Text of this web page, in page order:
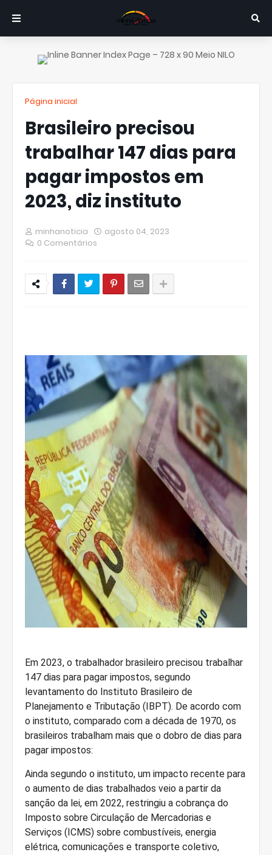
Página inicial
Brasileiro precisou
trabalhar 147 dias para
pagar impostos em
2023, diz instituto
minhanoticia
agosto 04, 2023
0 Comentários
Em 2023, o trabalhador brasileiro precisou trabalhar
147 dias para pagar impostos, segundo
levantamento do Instituto Brasileiro de
Planejamento e Tributação (IBPT). De acordo com
o instituto, comparado com a década de 1970, os
brasileiros trabalham mais que o dobro de dias para
pagar impostos:
Ainda segundo o instituto, um impacto recente para
o aumento de dias trabalhados veio a partir da
sanção da lei, em 2022, restringiu a cobrança do
Imposto sobre Circulação de Mercadorias e
Serviços (ICMS) sobre combustíveis, energia
elétrica, comunicações e transporte coletivo,